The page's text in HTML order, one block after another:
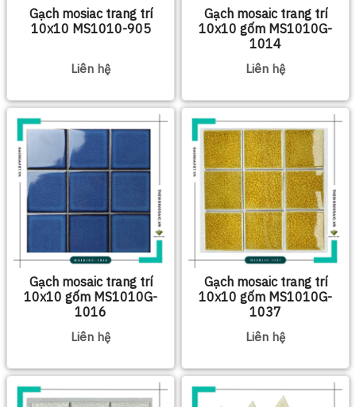
Gạch mosiac trang trí
10x10 MS1010-905
Liên hệ
Gạch mosaic trang trí
10x10 gốm MS1010G-
1014
Liên hệ
Gạch mosaic trang trí
10x10 gốm MS1010G-
1016
Liên hệ
Gạch mosaic trang trí
10x10 gốm MS1010G-
1037
Liên hệ